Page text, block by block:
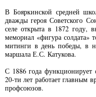
В Бояркинской средней
дважды героя Советского
селе открыта в 1872 году,
мемориал «фигура солдата»
митинги в день победы, в
маршала Е.С. Катукова.
С 1886 года функционирует
20-ти лет работает главным
профсоюзов.